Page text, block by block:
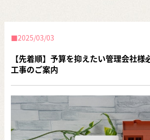
2025/03/03
【先着順】予算を抑えたい管理会社
工事のご案内